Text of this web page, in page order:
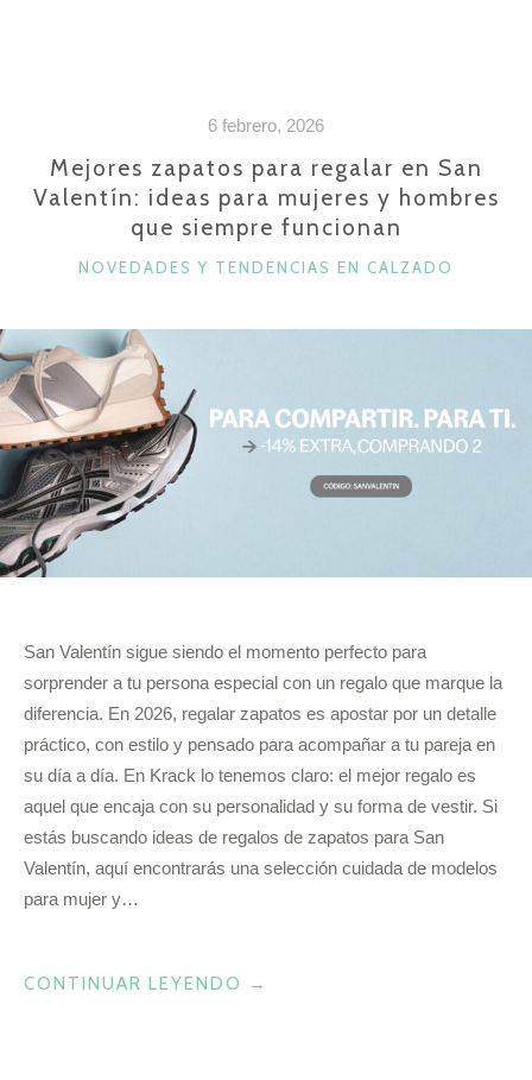
PERFECTO?
TE
DESVELAMOS
QUÉ
6 febrero, 2026
Mejores zapatos para regalar en San
Valentín: ideas para mujeres y hombres
que siempre funcionan
CATEGORÍAS
NOVEDADES Y TENDENCIAS EN CALZADO
San Valentín sigue siendo el momento perfecto para
sorprender a tu persona especial con un regalo que marque la
diferencia. En 2026, regalar zapatos es apostar por un detalle
práctico, con estilo y pensado para acompañar a tu pareja en
su día a día. En Krack lo tenemos claro: el mejor regalo es
aquel que encaja con su personalidad y su forma de vestir. Si
estás buscando ideas de regalos de zapatos para San
Valentín, aquí encontrarás una selección cuidada de modelos
para mujer y…
CONTINUAR LEYENDO
«MEJORES
→